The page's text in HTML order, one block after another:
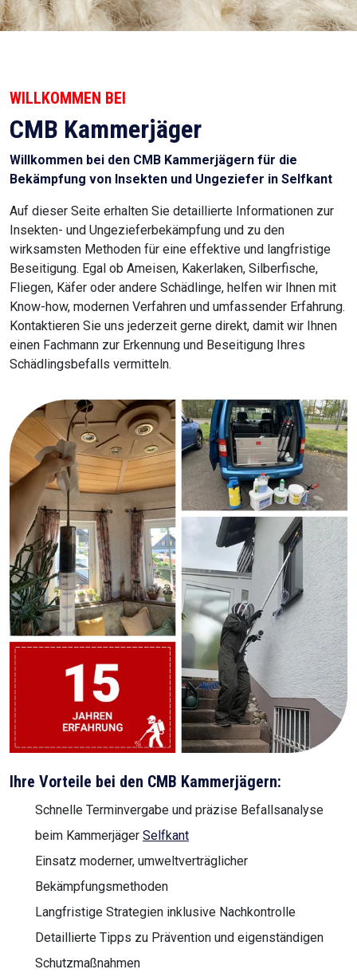
WILLKOMMEN BEI
CMB Kammerjäger
Willkommen bei den CMB Kammerjägern für die
Bekämpfung von Insekten und Ungeziefer in Selfkant
Auf dieser Seite erhalten Sie detaillierte Informationen zur
Insekten- und Ungezieferbekämpfung und zu den
wirksamsten Methoden für eine effektive und langfristige
Beseitigung. Egal ob Ameisen, Kakerlaken, Silberfische,
Fliegen, Käfer oder andere Schädlinge, helfen wir Ihnen mit
Know-how, modernen Verfahren und umfassender Erfahrung.
Kontaktieren Sie uns jederzeit gerne direkt, damit wir Ihnen
einen Fachmann zur Erkennung und Beseitigung Ihres
Schädlingsbefalls vermitteln.
Ihre Vorteile bei den CMB Kammerjägern:
Schnelle Terminvergabe und präzise Befallsanalyse
beim Kammerjäger Selfkant
Einsatz moderner, umweltverträglicher
Bekämpfungsmethoden
Langfristige Strategien inklusive Nachkontrolle
Detaillierte Tipps zu Prävention und eigenständigen
Schutzmaßnahmen